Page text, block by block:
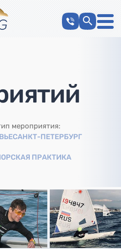
мероприятия:
САНКТ-ПЕТЕРБУРГ
ПРАКТИКА